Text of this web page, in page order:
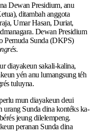
Dewan Presidium, anu
ditambah anggota
Umar Hasan, Duriat,
Dewan Presidium
Pemuda Sunda (DKPS)
diayakeun sakali-kalina,
yén anu lumangsung téh
tuluyna.
mun diayakeun deui
urang Sunda dina kontéks ka-
jeung dilelempeng.
peranan Sunda dina